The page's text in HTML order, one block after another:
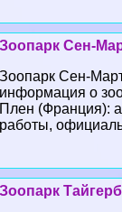
Зоопарк Сен-
Зоопарк Сен-
информация о
Плен (Франция):
работы,
Зоопарк